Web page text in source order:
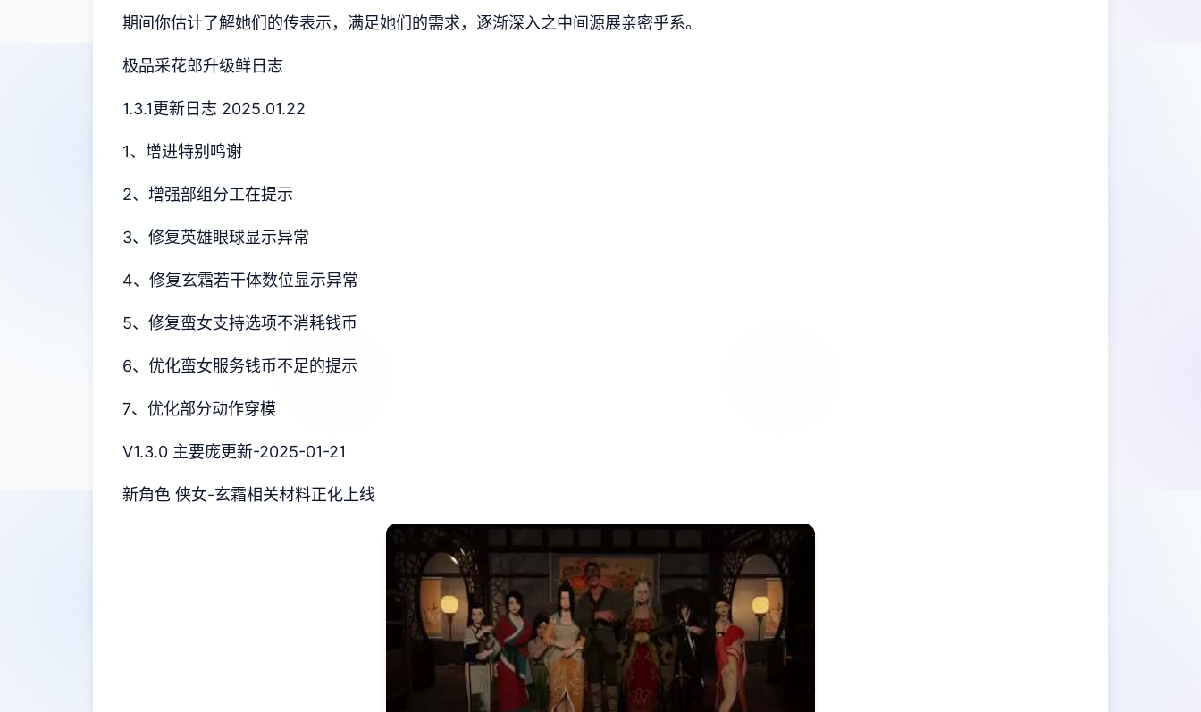
期间你估计了解她们的传表示，满足她们的需求，逐渐深入之中间源展亲密乎系。
极品采花郎升级鲜日志
1.3.1更新日志 2025.01.22
1、增进特别鸣谢
2、增强部组分工在提示
3、修复英雄眼球显示异常
4、修复玄霜若干体数位显示异常
5、修复蛮女支持选项不消耗钱币
6、优化蛮女服务钱币不足的提示
7、优化部分动作穿模
V1.3.0 主要庞更新-2025-01-21
新角色 侠女-玄霜相关材料正化上线